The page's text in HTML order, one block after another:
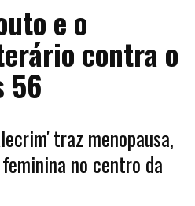
e o
contra o
56
traz menopausa,
no centro da